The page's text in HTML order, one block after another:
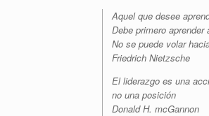
Aquel que desee
Debe primero
No se puede volar
Friedrich Nietzsche
El liderazgo es una
no una posición
Donald H. mcGannon